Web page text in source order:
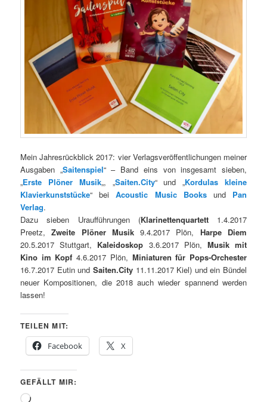
Mein Jahresrückblick 2017: vier Verlagsveröffentlichungen meiner
Ausgaben „Saitenspiel“ – Band eins von insgesamt sieben,
„Erste Plöner Musik„, „Saiten.City“ und „Kordulas kleine
Klavierkunststücke“ beiAcoustic Music Booksund Pan
Verlag.
Dazu sieben Uraufführungen (Klarinettenquartett1.4.2017
Preetz,Zweite Plöner Musik9.4.2017 Plön, Harpe Diem
20.5.2017 Stuttgart, Kaleidoskop 3.6.2017 Plön, Musik mit
Kino im Kopf 4.6.2017 Plön, Miniaturen für Pops-Orchester
16.7.2017 Eutin und Saiten.City11.11.2017 Kiel) und ein Bündel
neuer Kompositionen, die 2018 auch wieder spannend werden
lassen!
TEILEN MIT:
Facebook
X
GEFÄLLT MIR:
Wird